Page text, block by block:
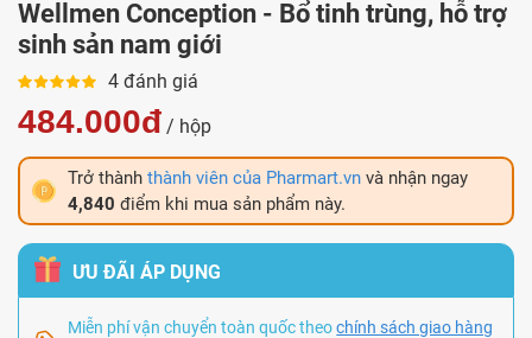
Wellmen Conception - Bổ tinh trùng, hỗ trợ
sinh sản nam giới
4 đánh giá
484.000đ / hộp
Trở thành thành viên của Pharmart.vn và nhận ngay
4,840 điểm khi mua sản phẩm này.
ƯU ĐÃI ÁP DỤNG
Miễn phí vận chuyển toàn quốc theochính sách giao hàng